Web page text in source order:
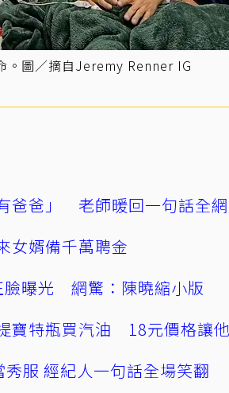
。圖／摘自Jeremy Renner IG
爸爸」 老師暖回一句話全
女婿備千萬聘金
臉曝光 網驚：陳曉縮小版
寶特瓶買汽油 18元價格讓
服 經紀人一句話全場笑翻